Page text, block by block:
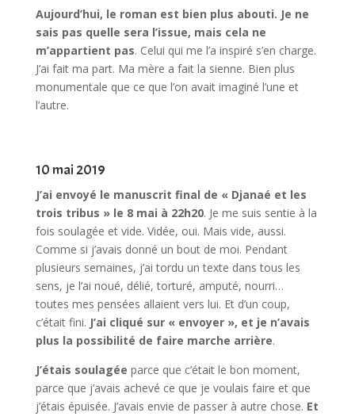
Aujourd’hui, le roman est bien plus abouti. Je ne
sais pas quelle sera l’issue, mais cela ne
m’appartient pas. Celui qui me l’a inspiré s’en charge.
J’ai fait ma part. Ma mère a fait la sienne. Bien plus
monumentale que ce que l’on avait imaginé l’une et
l’autre.
10 mai 2019
J’ai envoyé le manuscrit final de « Djanaé et les
trois tribus » le 8 mai à 22h20. Je me suis sentie à la
fois soulagée et vide. Vidée, oui. Mais vide, aussi.
Comme si j’avais donné un bout de moi. Pendant
plusieurs semaines, j’ai tordu un texte dans tous les
sens, je l’ai noué, délié, torturé, amputé, nourri…
toutes mes pensées allaient vers lui. Et d’un coup,
c’était fini. J’ai cliqué sur « envoyer », et je n’avais
plus la possibilité de faire marche arrière.
J’étais soulagée parce que c’était le bon moment,
parce que j’avais achevé ce que je voulais faire et que
j’étais épuisée. J’avais envie de passer à autre chose. Et